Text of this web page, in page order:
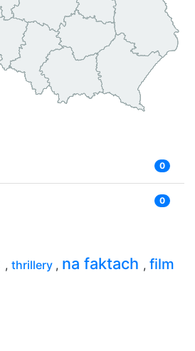
0
0
, thrillery , na faktach , film